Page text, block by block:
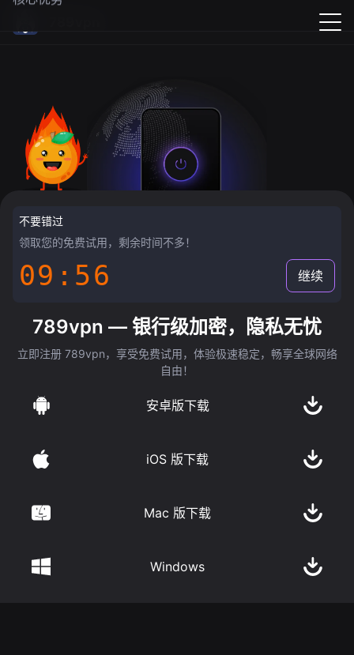
不要错过
领取您的免费试用，剩余时间不多！
09:55 继续
789vpn — 银行级加密，隐私无忧
立即注册 789vpn，享受免费试用，体验极速稳定，畅享全球网络
自由！
安卓版下载
iOS 版下载
Mac 版下载
Windows